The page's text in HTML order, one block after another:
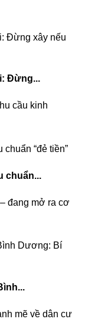
Đừng...
cầu kinh
chuẩn...
đang mở ra cơ
mẽ về dân cư